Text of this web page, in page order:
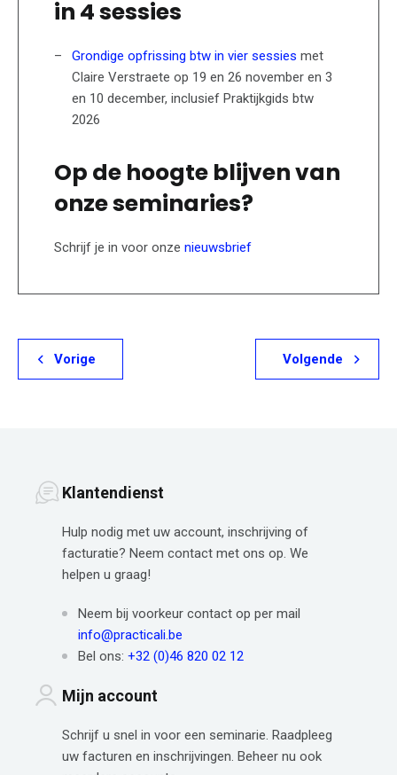
in 4 sessies
Grondige opfrissing btw in vier sessies met
Claire Verstraete op 19 en 26 november en 3
en 10 december, inclusief Praktijkgids btw
2026
Op de hoogte blijven van
onze seminaries?
Schrijf je in voor onze nieuwsbrief
Vorige Volgende
Klantendienst
Hulp nodig met uw account, inschrijving of
facturatie? Neem contact met ons op. We
helpen u graag!
Neem bij voorkeur contact op per mail
info@practicali.be
Bel ons: +32 (0)46 820 02 12
Mijn account
Schrijf u snel in voor een seminarie. Raadpleeg
uw facturen en inschrijvingen. Beheer nu ook